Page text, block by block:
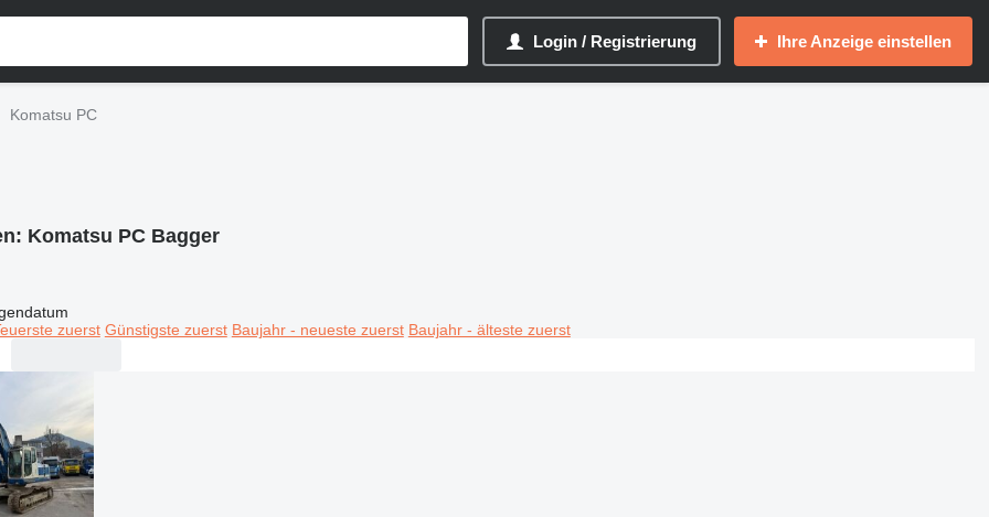
Login / Registrierung Ihre Anzeige einstellen
Komatsu PC
Komatsu PC Bagger
zuerst Günstigste zuerst Baujahr - neueste zuerst Baujahr - älteste zuerst